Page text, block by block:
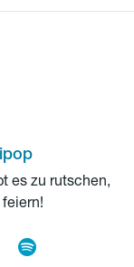
es zu rutschen,